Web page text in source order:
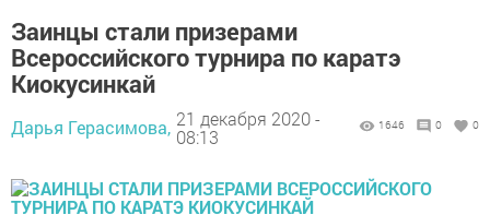
Заинцы стали призерами
Всероссийского турнира по каратэ
Киокусинкай
Дарья Герасимова, 21 декабря 2020 -
08:13
1646 0 0